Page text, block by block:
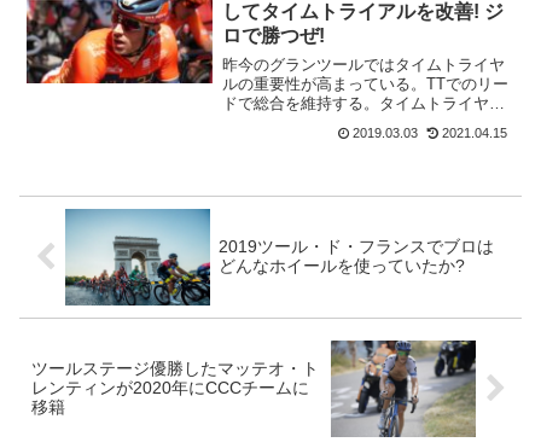
してタイムトライアルを改善! ジ
ロで勝つぜ!
昨今のグランツールではタイムトライヤ
ルの重要性が高まっている。TTでのリー
ドで総合を維持する。タイムトライヤル
で逆転するというレースは何回もありま
す。バーレーン・メリダのヴィンチェン
2019.03.03 2021.04.15
2019ツール・ド・フランスでブロは
どんなホイールを使っていたか?
ツールステージ優勝したマッテオ・ト
レンティンが2020年にCCCチームに
移籍